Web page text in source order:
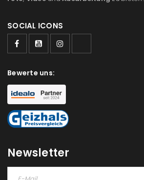
SOCIAL ICONS
Bewerte uns:
Newsletter